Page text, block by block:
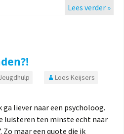
Lees verder »
Loes Keijsers
ga liever naar een psycholoog.
luisteren ten minste echt naar
Zo maar een quote die ik